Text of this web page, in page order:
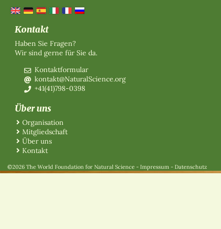
Kontakt
Haben Sie Fragen?
Wir sind gerne für Sie da.
Kontaktformular
kontakt@NaturalScience.org
+41(41)798-0398
Über uns
Organisation
Mitgliedschaft
Über uns
Kontakt
©2026 The World Foundation for Natural Science - Impressum - Datenschutz